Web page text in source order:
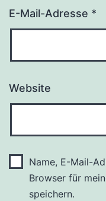
E-Mail-Adresse *
Website
Name, E-Mail-
Browser für
speichern.